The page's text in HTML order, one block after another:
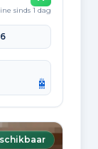
sinds 1 dag
6